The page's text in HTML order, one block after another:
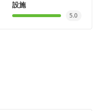
設施
5.0